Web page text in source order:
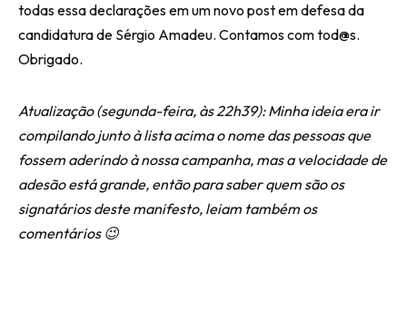
todas essa declarações em um novo post em defesa da
candidatura de Sérgio Amadeu. Contamos com tod@s.
Obrigado.
Atualização (segunda-feira, às 22h39): Minha ideia era ir
compilando junto à lista acima o nome das pessoas que
fossem aderindo à nossa campanha, mas a velocidade de
adesão está grande, então para saber quem são os
signatários deste manifesto, leiam também os
comentários 😉